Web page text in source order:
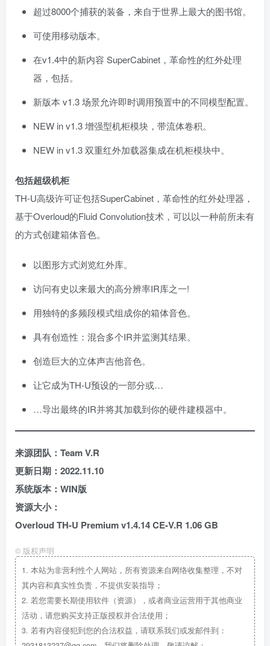
超过8000个捕获的装备，来自于世界上最大的图书馆。
可使用移动版本。
在v1.4中的新内容 SuperCabinet，革命性的红外处理
器，包括。
新版本 v1.3 场景允许即时调用预置中的不同模型配置。
NEW in v1.3 增强型机柜模块，带流体卷积。
NEW in v1.3 双重红外加载器集成在机柜模块中。
包括超级机柜
TH-U高级许可证包括SuperCabinet，革命性的红外处理器，
基于Overloud的Fluid Convolution技术，可以以一种前所未有
的方式创建箱体音色。
以图形方式浏览红外库。
访问有史以来最大的高分辨率IR库之一!
用独特的多频段模式组成你的箱体音色。
具有创造性：混合多个IR并监测其结果。
创造巨大的立体声吉他音色。
让它成为TH-U预设的一部分或…
…导出最终的IR并将其加载到你的硬件建模器中。
来源团队：Team V.R
更新日期：2022.11.10
系统版本：WIN版
资源大小：
Overloud TH-U Premium v1.4.14 CE-V.R 1.06 GB
© 版权声明
1. 本站为非营利性个人网站，所有资源来自网络收集整理，不对
其内容和真实性负责，不提供安装指导；
2. 若您需要长期使用软件（资源），或者商业运营用于其他商业
活动，请您购买支持正版授权并合法使用；
3. 若有内容侵犯到您的合法权益，请联系我们或发邮件到：